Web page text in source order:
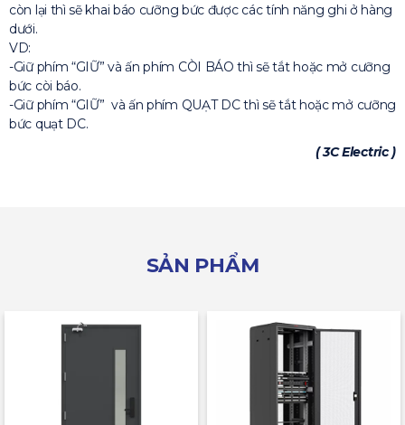
còn lại thì sẽ khai báo cưỡng bức được các tính năng ghi ở hàng
dưới.
VD:
-Giữ phím “GIỮ” và ấn phím CÒI BÁO thì sẽ tắt hoặc mở cưỡng
bức còi báo.
-Giữ phím “GIỮ” và ấn phím QUẠT DC thì sẽ tắt hoặc mở cưỡng
bức quạt DC.
( 3C Electric )
SẢN PHẨM